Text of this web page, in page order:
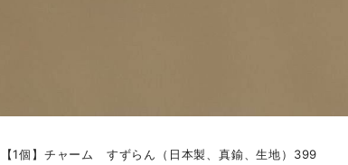
【1個】チャーム すずらん（日本製、真鍮、生地）399